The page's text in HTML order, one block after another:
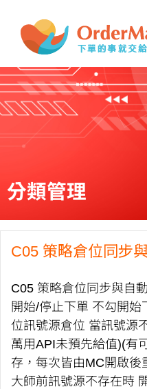
content
分類管理
C05 策略倉位同步
C05 策略倉位同步與自
開始/停止下單 不勾開
位訊號源倉位 當訊號源
萬用API未預先給值)(有
存，每次皆由MC開啟後
大師前訊號源不存在時